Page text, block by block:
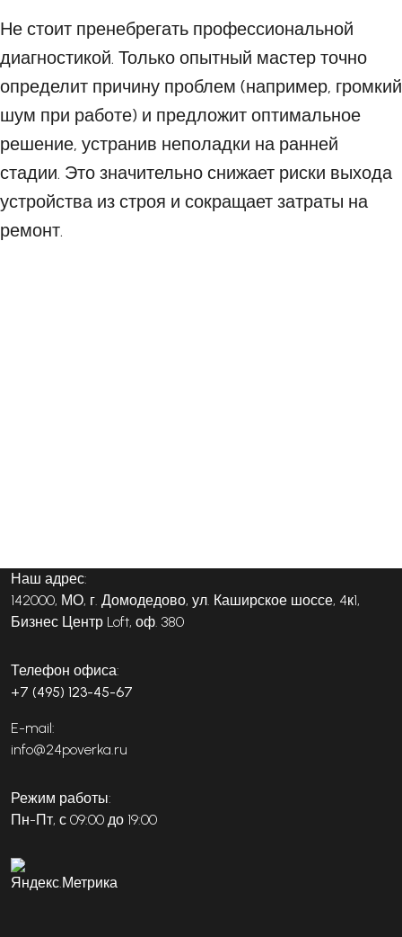
Не стоит пренебрегать профессиональной
диагностикой. Только опытный мастер точно
определит причину проблем (например, громкий
шум при работе) и предложит оптимальное
решение, устранив неполадки на ранней
стадии. Это значительно снижает риски выхода
устройства из строя и сокращает затраты на
ремонт.
Наш адрес:
142000, МО, г. Домодедово, ул. Каширское шоссе, 4к1,
Бизнес Центр Loft, оф. 380
Телефон офиса:
+7 (495) 123-45-67
E-mail:
info@24poverka.ru
Режим работы:
Пн-Пт, с 09:00 до 19:00